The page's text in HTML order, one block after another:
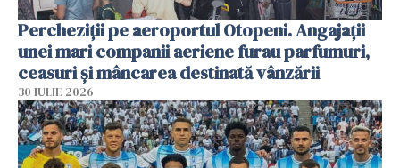
Percheziții pe aeroportul Otopeni. Angajații
unei mari companii aeriene furau parfumuri,
ceasuri și mâncarea destinată vânzării
30 IULIE 2026